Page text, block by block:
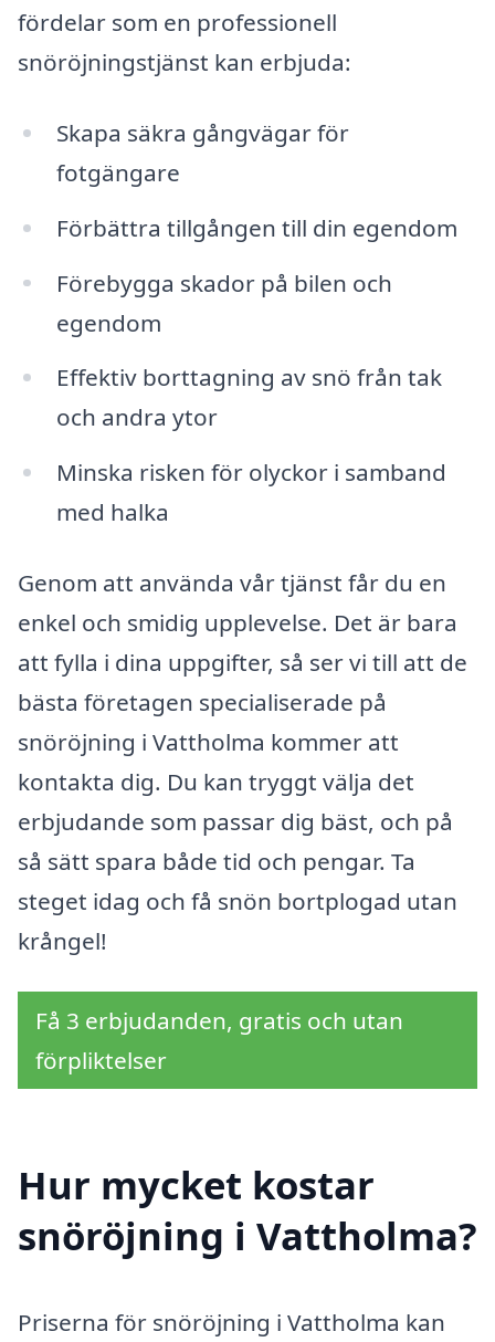
fördelar som en professionell
snöröjningstjänst kan erbjuda:
Skapa säkra gångvägar för
fotgängare
Förbättra tillgången till din egendom
Förebygga skador på bilen och
egendom
Effektiv borttagning av snö från tak
och andra ytor
Minska risken för olyckor i samband
med halka
Genom att använda vår tjänst får du en
enkel och smidig upplevelse. Det är bara
att fylla i dina uppgifter, så ser vi till att de
bästa företagen specialiserade på
snöröjning i Vattholma kommer att
kontakta dig. Du kan tryggt välja det
erbjudande som passar dig bäst, och på
så sätt spara både tid och pengar. Ta
steget idag och få snön bortplogad utan
krångel!
Få 3 erbjudanden, gratis och utan
förpliktelser
Hur mycket kostar
snöröjning i Vattholma?
Priserna för snöröjning i Vattholma kan